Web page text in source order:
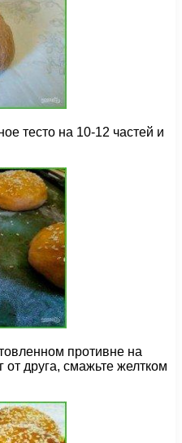
тесто на 10-12 частей и
противне на
от друга, смажьте желтком